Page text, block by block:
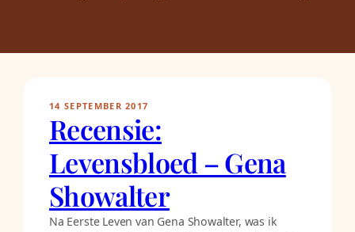
14 SEPTEMBER 2017
Recensie:
Levensbloed – Gena
Showalter
Na Eerste Leven van Gena Showalter, was ik